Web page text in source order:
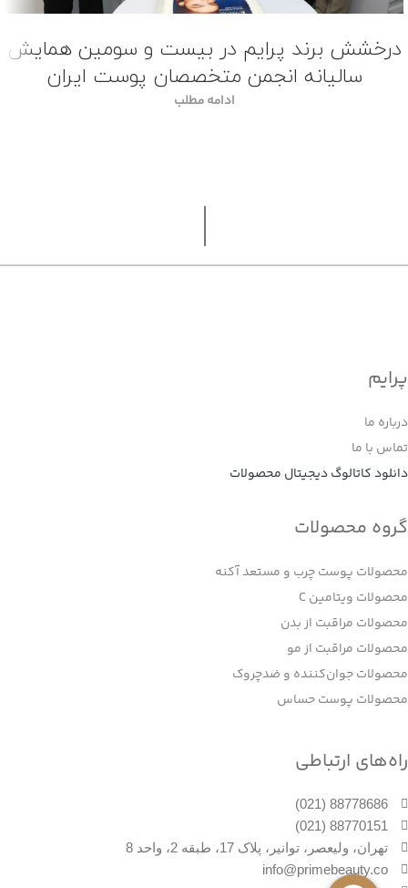
درخشش برند پرایم در بیست و سومین همایش
سالیانه انجمن متخصصان پوست ایران
ادامه مطلب
پرایم
درباره ما
تماس با ما
دانلود کاتالوگ دیجیتال محصولات
گروه محصولات
محصولات پوست چرب و مستعد آکنه
محصولات ویتامین C
محصولات مراقبت از بدن
محصولات مراقبت از مو
محصولات جوان‌کننده و ضدچروک
محصولات پوست حساس
راه‌های ارتباطی
88778686 (021)
88770151 (021)
تهران، ولیعصر، توانیر، پلاک 17، طبقه 2، واحد 8
info@primebeauty.co